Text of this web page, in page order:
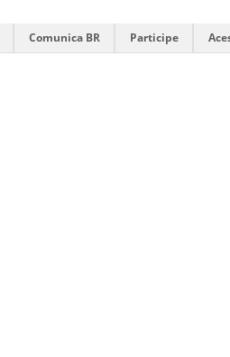
Comunica BR Participe